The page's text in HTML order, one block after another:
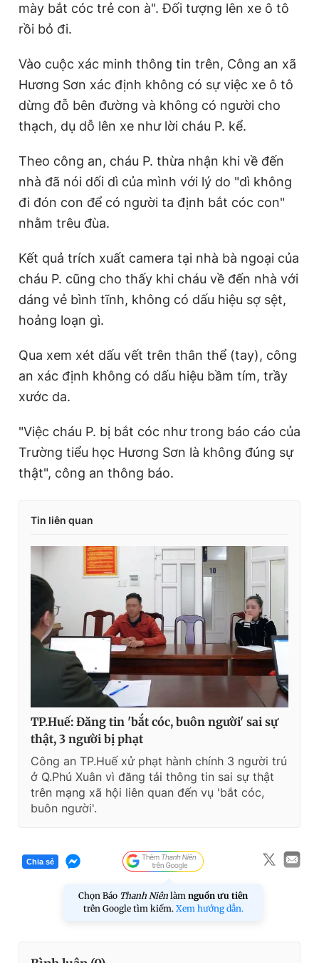
Giấy phép xuất bản số 110/GP - BTTTT cấp ngày 24.3.2020
© 2003-2026 Bản quyền thuộc về Báo Thanh Niên. Cấm sao
bản. Phát triển bởi ePi Technologies, JSC.
mày bắt cóc trẻ con à". Đối tượng lên xe ô tô
rồi bỏ đi.
Vào cuộc xác minh thông tin trên, Công an xã
Hương Sơn xác định không có sự việc xe ô tô
dừng đỗ bên đường và không có người cho
thạch, dụ dỗ lên xe như lời cháu P. kể.
Theo công an, cháu P. thừa nhận khi về đến
nhà đã nói dối dì của mình với lý do "dì không
đi đón con để có người ta định bắt cóc con"
nhằm trêu đùa.
Kết quả trích xuất camera tại nhà bà ngoại của
cháu P. cũng cho thấy khi cháu về đến nhà với
dáng vẻ bình tĩnh, không có dấu hiệu sợ sệt,
hoảng loạn gì.
Qua xem xét dấu vết trên thân thể (tay), công
an xác định không có dấu hiệu bầm tím, trầy
xước da.
"Việc cháu P. bị bắt cóc như trong báo cáo của
Trường tiểu học Hương Sơn là không đúng sự
thật", công an thông báo.
Tin liên quan
TP.Huế: Đăng tin 'bắt cóc, buôn người' sai sự
thật, 3 người bị phạt
Công an TP.Huế xử phạt hành chính 3 người trú
ở Q.Phú Xuân vì đăng tải thông tin sai sự thật
trên mạng xã hội liên quan đến vụ 'bắt cóc,
buôn người'.
Chia sẻ
Chọn Báo Thanh Niên làm nguồn ưu tiên
trên Google tìm kiếm. Xem hướng dẫn.